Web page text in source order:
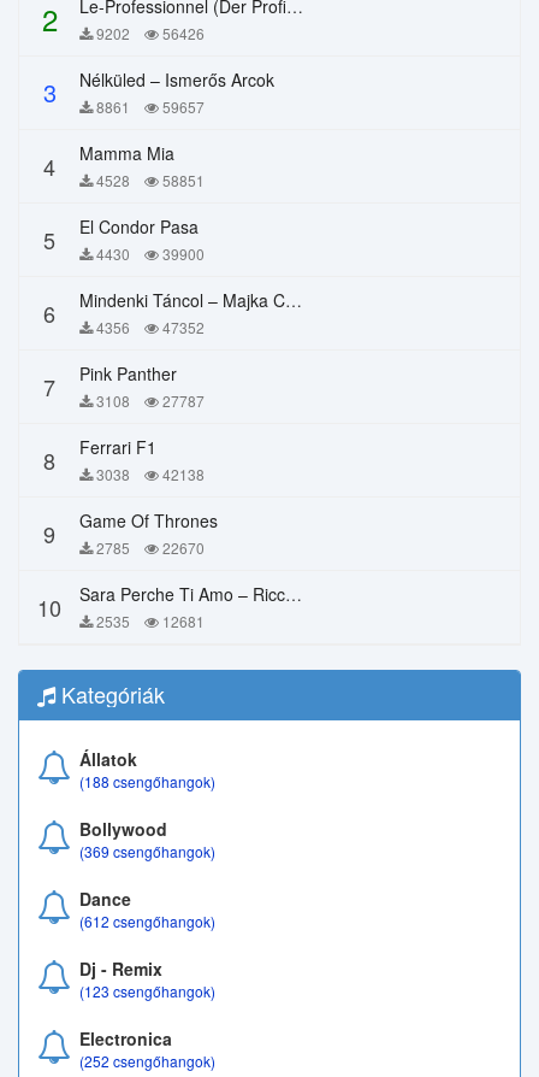
2 Le-Professionnel (Der Profi) – Chi Mai
9202 56426
3 Nélküled – Ismerős Arcok
8861 59657
4 Mamma Mia
4528 58851
5 El Condor Pasa
4430 39900
6 Mindenki Táncol – Majka Curtis, Péter Majoros
4356 47352
7 Pink Panther
3108 27787
8 Ferrari F1
3038 42138
9 Game Of Thrones
2785 22670
10 Sara Perche Ti Amo – Ricchi E Poveri
2535 12681
Kategóriák
Állatok
(188 csengőhangok)
Bollywood
(369 csengőhangok)
Dance
(612 csengőhangok)
Dj - Remix
(123 csengőhangok)
Electronica
(252 csengőhangok)